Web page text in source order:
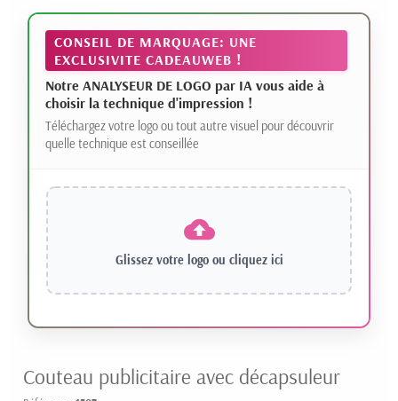
CONSEIL DE MARQUAGE: UNE
EXCLUSIVITE CADEAUWEB !
Notre ANALYSEUR DE LOGO par IA vous aide à
choisir la technique d'impression !
Téléchargez votre logo ou tout autre visuel pour découvrir
quelle technique est conseillée
Glissez votre logo ou cliquez ici
Couteau publicitaire avec décapsuleur